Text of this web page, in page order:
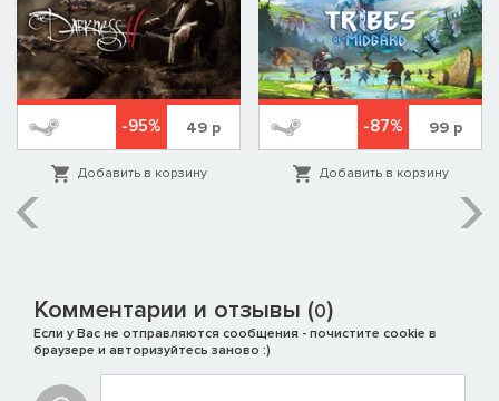
-95% 49 р
Добавить в корзину
-87% 99р
Добавить в корзину
Комментарии и отзывы (0)
Если у Вас не отправляются сообщения - почистите cookie в
браузере и авторизуйтесь заново :)